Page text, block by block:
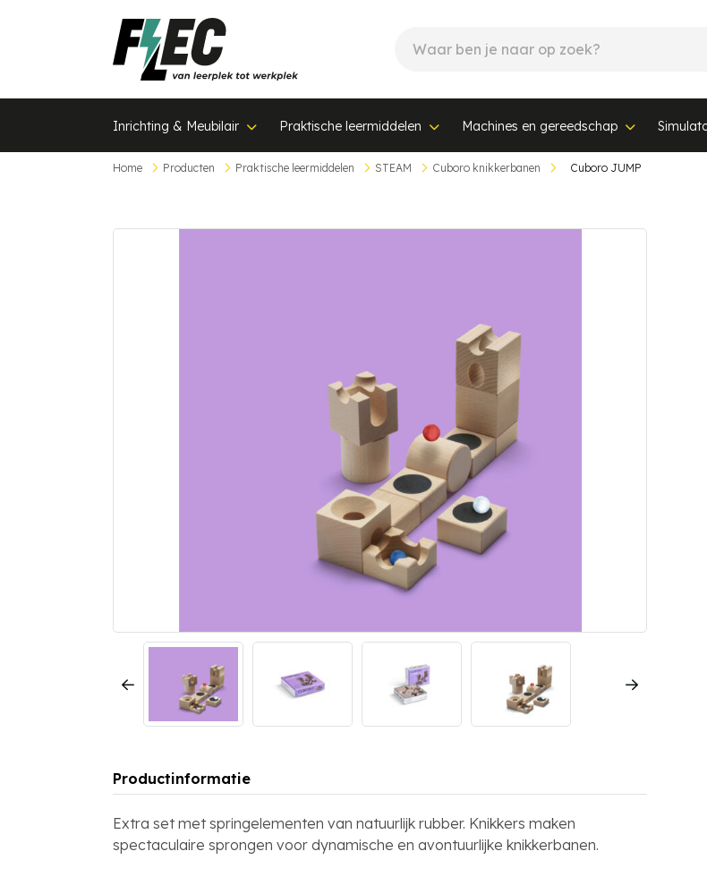
Inrichting & Meubilair Praktische leermiddelen Machines en gereedschap
Home Producten Praktische leermiddelen STEAM Cuboro knikkerbanen Cuboro JUMP
Productinformatie
Extra set met springelementen van natuurlijk rubber. Knikkers maken
spectaculaire sprongen voor dynamische en avontuurlijke knikkerbanen.